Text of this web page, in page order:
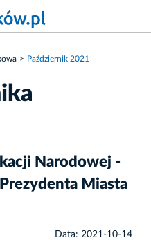
Październik 2021
Narodowej -
Miasta
Data: 2021-10-14